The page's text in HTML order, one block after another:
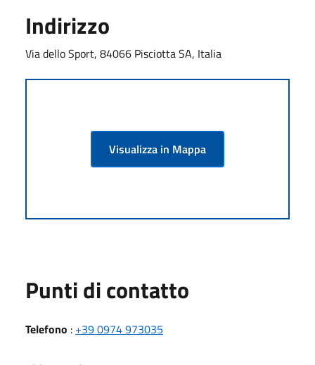
Indirizzo
Via dello Sport, 84066 Pisciotta SA, Italia
Visualizza in Mappa
Punti di contatto
Telefono : +39 0974 973035